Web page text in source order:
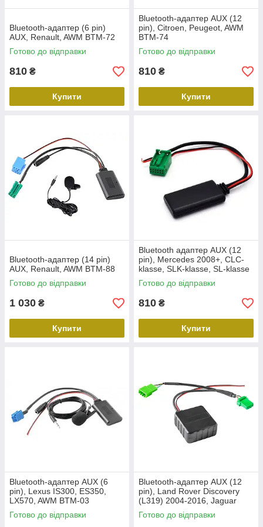
Bluetooth-адаптер (6 pin)
AUX, Renault, AWM BTM-72
Готово до відправки
810 ₴
Купити
Bluetooth-адаптер AUX (12
pin), Citroen, Peugeot, AWM
BTM-74
Готово до відправки
810 ₴
Купити
Bluetooth-адаптер (14 pin)
AUX, Renault, AWM BTM-88
Готово до відправки
1 030 ₴
Купити
Bluetooth адаптер AUX (12
pin), Mercedes 2008+, CLC-
klasse, SLK-klasse, SL-klasse
(Comand NTG 2.5) , AWM
BTM-90
Готово до відправки
810 ₴
Купити
Bluetooth-адаптер AUX (6
pin), Lexus IS300, ES350,
LX570, AWM BTM-03
Готово до відправки
Bluetooth-адаптер AUX (12
pin), Land Rover Discovery
(L319) 2004-2016, Jaguar
(роз'єм 12 pin, зелений),
AWM BTM-04
Готово до відправки